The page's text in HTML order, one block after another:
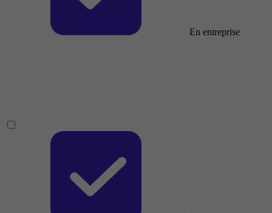
En entreprise